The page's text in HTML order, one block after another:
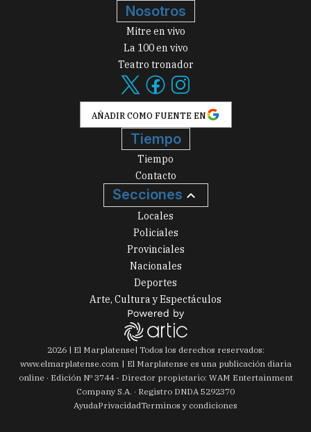
Nosotros
Mitre en vivo
La 100 en vivo
Teatro tronador
AÑADIR COMO FUENTE EN
Tiempo
Tiempo
Contacto
Secciones
Locales
Policiales
Provinciales
Nacionales
Deportes
Arte, Cultura y Espectáculos
2026| El Marplatense| Todos los derechos reservados:
www.elmarplatense.com
El Marplatense es una publicación diaria
online · Edición Nº 3744- Director propietario: WAM Entertainment
Company S.A. · Registro DNDA 5292370
AyudaPrivacidadTerminos y condiciones